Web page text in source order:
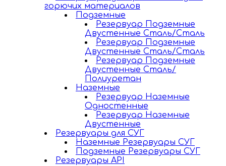
горючих материалов
Подземные
Резервуар Подземные
Двустенные Сталь/Сталь
Резервуар Подземные
Двустенные Сталь/Сталь
Резервуар Подземные
Двустенные Сталь/
Полиуретан
Наземные
Резервуар Наземные
Одностенные
Резервуар Наземные
Двустенные
Резервуары для СУГ
Наземные Резервуары СУГ
Подземные Резервуары СУГ
Резервуары API